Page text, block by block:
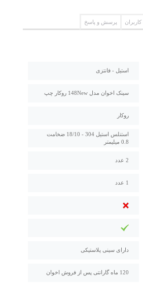
پرسش و پاسخ
استیل - فانتزی
سینک اخوان مدل 148New روکار چپ
روکار
استنلس استیل 304 - 18/10 ضخامت
0.8 میلیمتر
2 عدد
1 عدد
دارای سینی پلاستیکی
120 ماه گارانتی پس از فروش اخوان